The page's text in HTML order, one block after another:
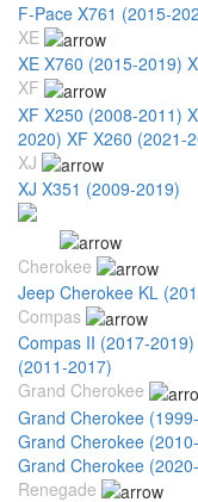
F-Pace X761 (2015-
XE
XE X760 (2015-2019)
XF
XF X250 (2008-2011)
2020) XF X260 (2021-
XJ
XJ X351 (2009-2019)
Cherokee
Jeep Cherokee KL
Compas
Compas II (2017-2019)
(2011-2017)
Grand Cherokee
Grand Cherokee
Grand Cherokee
Grand Cherokee
Renegade